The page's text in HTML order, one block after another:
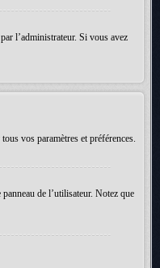
l’administrateur. Si vous avez
vos paramètres et préférences.
de l’utilisateur. Notez que